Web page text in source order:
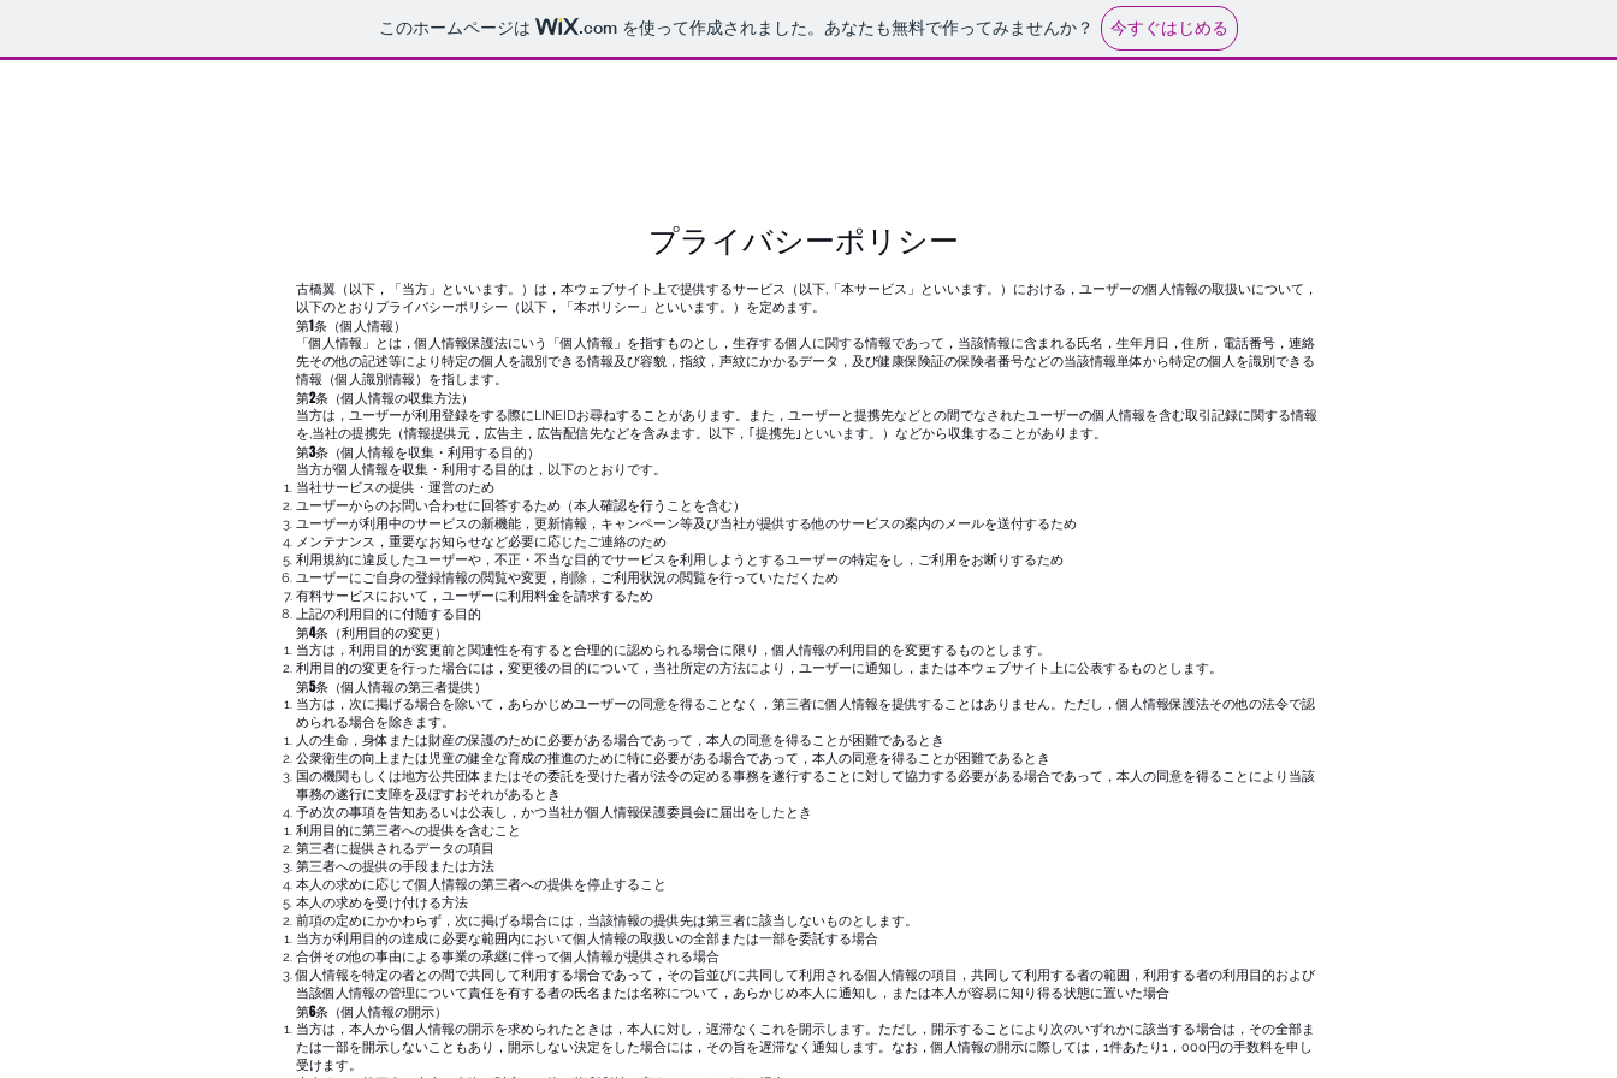
このホームページは .com を使って作成されました。あなたも無料で作ってみませんか？ 今すぐはじめる
​プライバシーポリシー
古橋翼（以下，「当方」といいます。）は，本ウェブサイト上で提供するサービス（以下,「本サービス」といいます。）における，ユーザーの個人情報の取扱いについて，
以下のとおりプライバシーポリシー（以下，「本ポリシー」といいます。）を定めます。
第1条（個人情報）
「個人情報」とは，個人情報保護法にいう「個人情報」を指すものとし，生存する個人に関する情報であって，当該情報に含まれる氏名，生年月日，住所，電話番号，連絡
先その他の記述等により特定の個人を識別できる情報及び容貌，指紋，声紋にかかるデータ，及び健康保険証の保険者番号などの当該情報単体から特定の個人を識別できる
情報（個人識別情報）を指します。
第2条（個人情報の収集方法）
当方は，ユーザーが利用登録をする際にLINEIDお尋ねすることがあります。また，ユーザーと提携先などとの間でなされたユーザーの個人情報を含む取引記録に関する情報
を,当社の提携先（情報提供元，広告主，広告配信先などを含みます。以下，｢提携先｣といいます。）などから収集することがあります。
第3条（個人情報を収集・利用する目的）
当方が個人情報を収集・利用する目的は，以下のとおりです。
当社サービスの提供・運営のため
ユーザーからのお問い合わせに回答するため（本人確認を行うことを含む）
ユーザーが利用中のサービスの新機能，更新情報，キャンペーン等及び当社が提供する他のサービスの案内のメールを送付するため
メンテナンス，重要なお知らせなど必要に応じたご連絡のため
利用規約に違反したユーザーや，不正・不当な目的でサービスを利用しようとするユーザーの特定をし，ご利用をお断りするため
ユーザーにご自身の登録情報の閲覧や変更，削除，ご利用状況の閲覧を行っていただくため
有料サービスにおいて，ユーザーに利用料金を請求するため
上記の利用目的に付随する目的
第4条（利用目的の変更）
当方は，利用目的が変更前と関連性を有すると合理的に認められる場合に限り，個人情報の利用目的を変更するものとします。
利用目的の変更を行った場合には，変更後の目的について，当社所定の方法により，ユーザーに通知し，または本ウェブサイト上に公表するものとします。
第5条（個人情報の第三者提供）
当方は，次に掲げる場合を除いて，あらかじめユーザーの同意を得ることなく，第三者に個人情報を提供することはありません。ただし，個人情報保護法その他の法令で認
められる場合を除きます。
人の生命，身体または財産の保護のために必要がある場合であって，本人の同意を得ることが困難であるとき
公衆衛生の向上または児童の健全な育成の推進のために特に必要がある場合であって，本人の同意を得ることが困難であるとき
国の機関もしくは地方公共団体またはその委託を受けた者が法令の定める事務を遂行することに対して協力する必要がある場合であって，本人の同意を得ることにより当該
事務の遂行に支障を及ぼすおそれがあるとき
予め次の事項を告知あるいは公表し，かつ当社が個人情報保護委員会に届出をしたとき
利用目的に第三者への提供を含むこと
第三者に提供されるデータの項目
第三者への提供の手段または方法
本人の求めに応じて個人情報の第三者への提供を停止すること
本人の求めを受け付ける方法
前項の定めにかかわらず，次に掲げる場合には，当該情報の提供先は第三者に該当しないものとします。
当方が利用目的の達成に必要な範囲内において個人情報の取扱いの全部または一部を委託する場合
合併その他の事由による事業の承継に伴って個人情報が提供される場合
個人情報を特定の者との間で共同して利用する場合であって，その旨並びに共同して利用される個人情報の項目，共同して利用する者の範囲，利用する者の利用目的および
当該個人情報の管理について責任を有する者の氏名または名称について，あらかじめ本人に通知し，または本人が容易に知り得る状態に置いた場合
第6条（個人情報の開示）
当方は，本人から個人情報の開示を求められたときは，本人に対し，遅滞なくこれを開示します。ただし，開示することにより次のいずれかに該当する場合は，その全部ま
たは一部を開示しないこともあり，開示しない決定をした場合には，その旨を遅滞なく通知します。なお，個人情報の開示に際しては，1件あたり1，000円の手数料を申し
受けます。